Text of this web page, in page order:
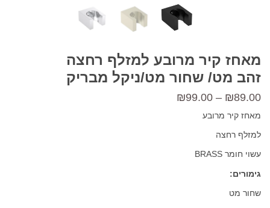
מאחז קיר מרובע למזלף רחצה
זהב מט/ שחור מט/ניקל מבריק
₪89.00
–
₪99.00
מאחז קיר מרובע
למזלף רחצה
עשוי חומר BRASS
גימורים:
שחור מט